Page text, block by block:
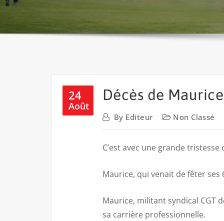
24
Août
Décès de
By Editeur Non Classé
C’est avec une grande
Maurice, qui venait de fêter ses
Maurice, militant syndical CGT
sa carrière professionnelle.